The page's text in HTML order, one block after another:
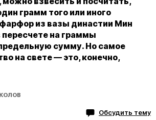
грамм того или иного
из вазы династии Мин
на граммы
сумму. Но самое
на свете — это, конечно,
Обсудить тему